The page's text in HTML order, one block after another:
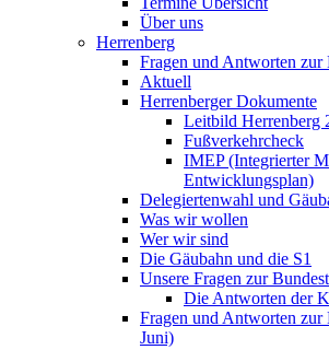
Über uns
Herrenberg
Fragen und Antworten zur
Aktuell
Herrenberger Dokumente
Leitbild Herrenberg
Fußverkehrcheck
IMEP (Integrierter
Entwicklungsplan)
Delegiertenwahl und
Was wir wollen
Wer wir sind
Die Gäubahn und die S1
Unsere Fragen zur
Die Antworten der
Fragen und Antworten
Juni)